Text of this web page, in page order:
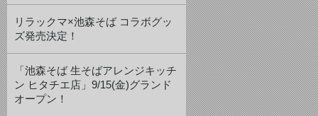
リラックマ×池森そば コラボグッ
ズ発売決定！
「池森そば 生そばアレンジキッチ
ン ヒタチエ店」9/15(金)グランド
オープン！